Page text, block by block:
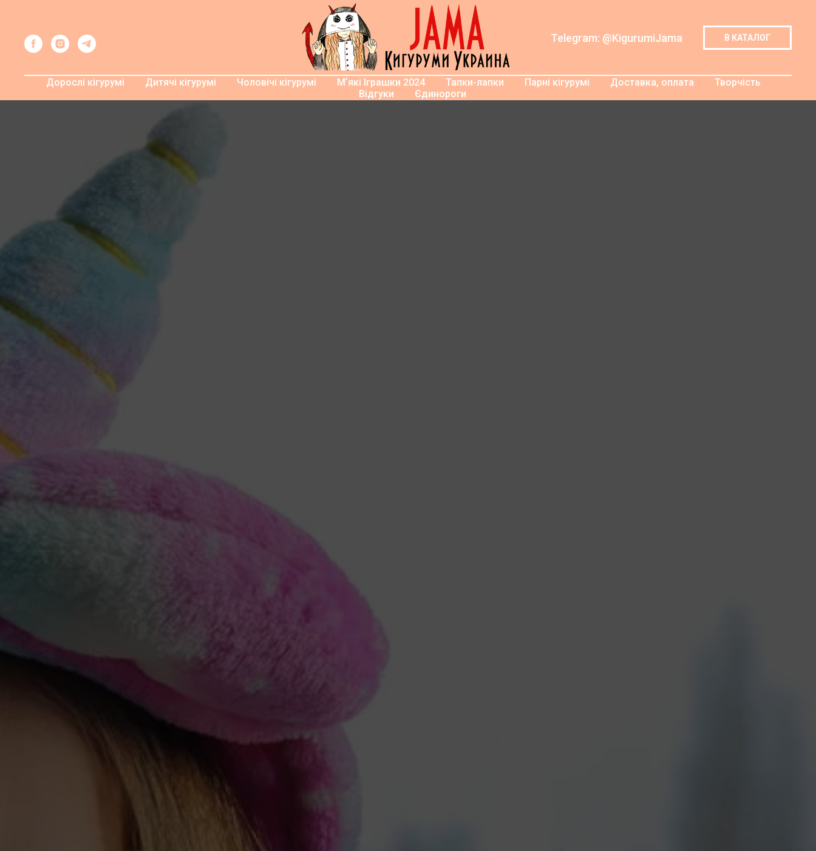
Telegram: @KigurumiJama В КАТАЛОГ
Дорослі кігурумі Дитячі кігурумі Чоловічі кігурумі Мʼякі Іграшки 2024 Тапки-лапки Парні кігурумі Доставка, оплата
Творчість
Відгуки
Єдинороги